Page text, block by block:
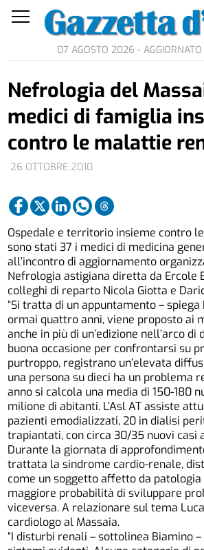
07 AGOSTO 2026 -
26 OTTOBRE 2010
Nefrologia del
medici di famiglia
contro le malattie
Ospedale e territorio insieme contro
sono stati 37 i medici di medicina
all’incontro di aggiornamento
Nefrologia astigiana diretta da Ercole
colleghi di reparto Nicola Giotta e
“Si tratta di un appuntamento – spiega
ormai quattro anni, viene proposto ai
anche in più di un’edizione nell’arco di
buona occasione per confrontarsi su
purtroppo, registrano un’elevata
una persona su dieci ha un problema
anno si calcola una media di 150-180
milione di abitanti. L’Asl AT assiste
pazienti emodializzati, 20 in dialisi
trapiantati, con circa 30/35 nuovi casi
Durante la giornata di
trattata la sindrome cardio-renale,
come un soggetto affetto da
maggiore probabilità di sviluppare
viceversa. A relazionare sul tema
cardiologo al Massaia.
“I disturbi renali – sottolinea Biamino